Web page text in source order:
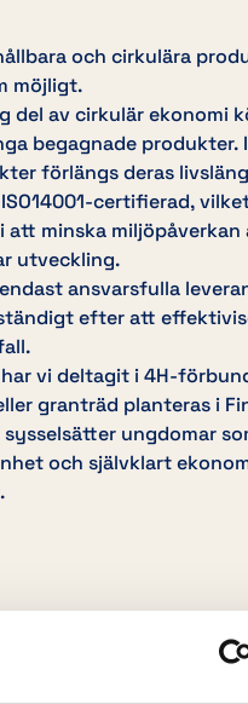
och cirkulära
möjligt.
del av cirkulär ekonomi
begagnade
förlängs deras
certifierad,
att minska
utveckling.
ansvarsfulla
efter att
vi deltagit i 4H-
granträd planteras i
ungdomar
och självklart